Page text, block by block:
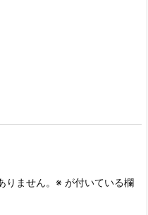
ません。 ※ が付いている欄